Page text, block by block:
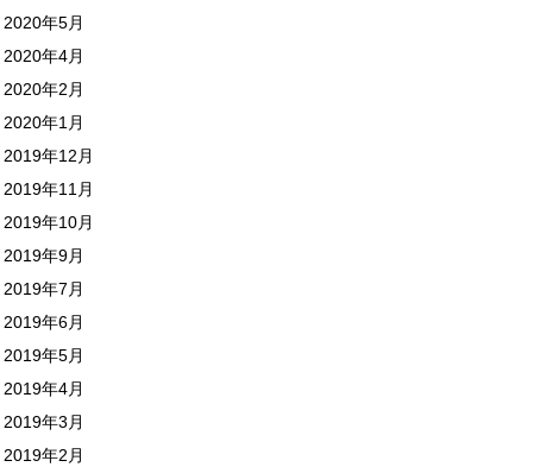
2020年5月
2020年4月
2020年2月
2020年1月
2019年12月
2019年11月
2019年10月
2019年9月
2019年7月
2019年6月
2019年5月
2019年4月
2019年3月
2019年2月